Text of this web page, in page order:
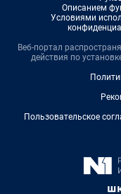
Описанием
Условиями
Веб-портал
действия по
Пользовательское